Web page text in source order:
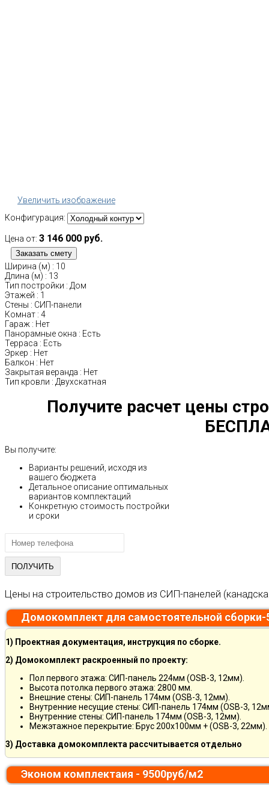
Увеличить изображение
Конфигурация:
Цена от: 3 146 000 руб.
Ширина (м) : 10
Длина (м) : 13
Тип постройки : Дом
Этажей : 1
Стены : СИП-панели
Комнат : 4
Гараж : Нет
Панорамные окна : Есть
Терраса : Есть
Эркер : Нет
Балкон : Нет
Закрытая веранда : Нет
Тип кровли : Двухскатная
Получите расчет цены
Вы получите:
Варианты решений, исходя из
вашего бюджета
Детальное описание оптимальных
вариантов комплектаций
Конкретную стоимость постройки
и сроки
Цены на строительство домов из СИП-панелей
Домокомплект для самостоятельной
1) Проектная документация, инструкция по сборке.
2) Домокомплект раскроенный по проекту:
Пол первого этажа: СИП-панель 224мм (OSB-3, 12мм).
Высота потолка первого этажа: 2800 мм.
Внешние стены: СИП-панель 174мм (OSB-3, 12мм).
Внутренние несущие стены: СИП-панель 174мм (OSB-3,
Внутренние стены: СИП-панель 174мм (OSB-3, 12мм).
Межэтажное перекрытие: Брус 200х100мм + (OSB-3, 22мм).
3) Доставка домокомплекта рассчитывается отдельно
Эконом комплектаия - 9500руб/м2